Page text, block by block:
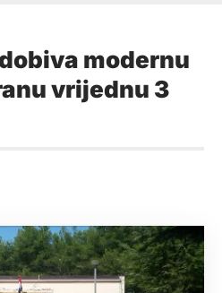
modernu
vrijednu 3